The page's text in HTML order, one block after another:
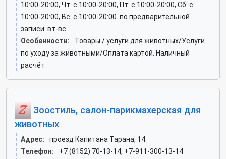
10:00-20:00, Чт: c 10:00-20:00, Пт: c 10:00-20:00, Сб: c
10:00-20:00, Вс: c 10:00-20:00. по предварительной
записи: вт-вс
Особенности:
Товары / услуги для животных/Услуги
по уходу за животными/Оплата картой. Наличный
расчёт
Зоостиль, салон-парикмахерская для
животных
Адрес:
проезд Капитана Тарана, 14
Телефон:
+7 (8152) 70-13-14, +7-911-300-13-14